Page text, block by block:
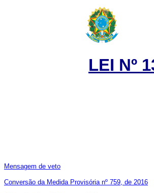
LEI Nº
Mensagem de veto
Conversão da Medida Provisória nº 759, de 2016